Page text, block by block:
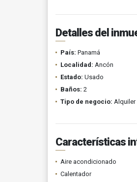
Detalles del
País: Panamá
Localidad: Ancón
Estado: Usado
Baños: 2
Tipo de negocio: Alquiler
Características
Aire acondicionado
Calentador